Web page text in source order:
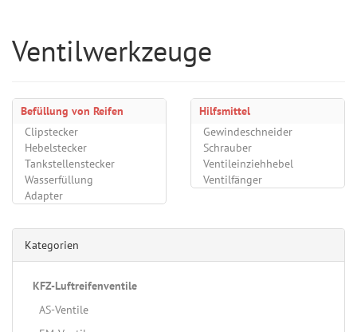
Ventilwerkzeuge
Befüllung von Reifen
Clipstecker
Hebelstecker
Tankstellenstecker
Wasserfüllung
Adapter
Hilfsmittel
Gewindeschneider
Schrauber
Ventileinziehhebel
Ventilfänger
Kategorien
KFZ-Luftreifenventile
AS-Ventile